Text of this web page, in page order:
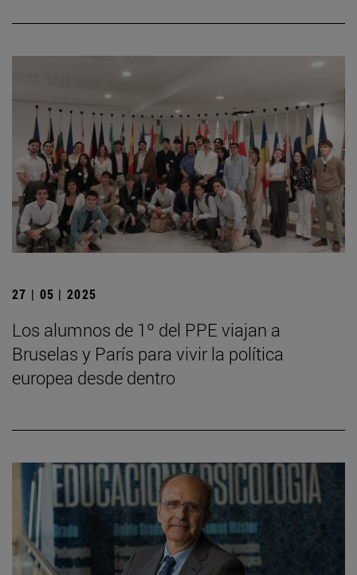
27 | 05 | 2025
Los alumnos de 1º del PPE viajan a
Bruselas y París para vivir la política
europea desde dentro